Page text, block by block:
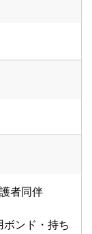
者同伴
ボンド・持ち